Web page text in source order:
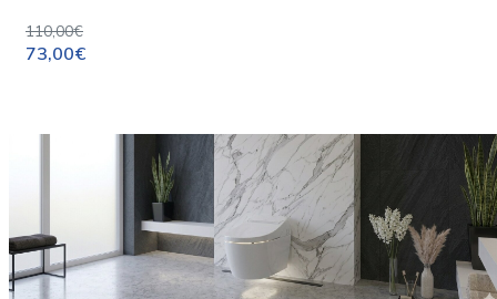
110,00€
73,00€